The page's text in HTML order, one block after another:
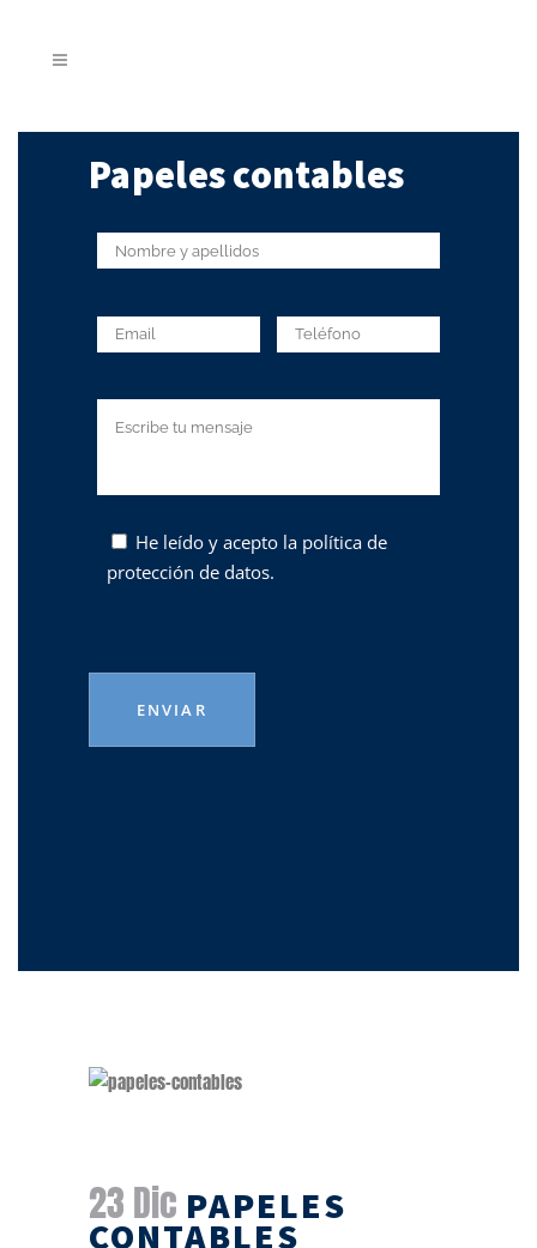
Papeles contables
He leído y acepto la política de
protección de datos.
23 Dic PAPELES
CONTABLES